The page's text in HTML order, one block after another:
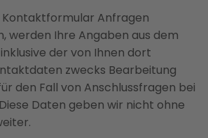
Kontaktformular Anfragen
werden Ihre Angaben aus dem
der von Ihnen dort
zwecks Bearbeitung
den Fall von Anschlussfragen bei
Daten geben wir nicht ohne